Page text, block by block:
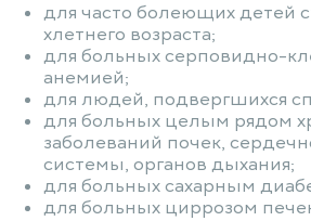
для часто болеющих детей
хлетнего возраста;
для больных серповидно-
анемией;
для людей, подвергшихся
для больных целым рядом
заболеваний почек,
системы, органов дыхания;
для больных сахарным
для больных циррозом